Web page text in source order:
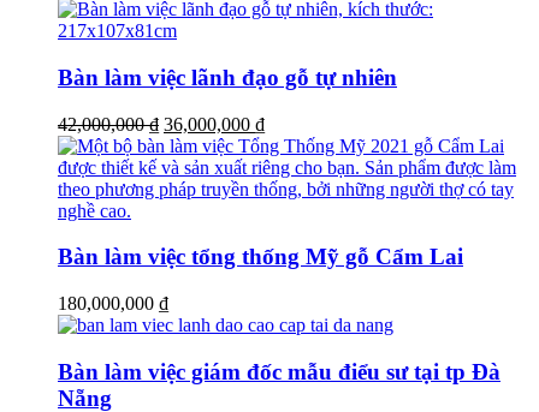
Bàn làm việc lãnh đạo gỗ tự nhiên
42,000,000₫ Giá
gốc
là:
42,000,000 ₫.
36,000,000 ₫Giá
hiện
tại
là:
Bàn làm việc tổng thống Mỹ gỗ Cẩm Lai
180,000,000 ₫
Bàn làm việc giám đốc mẫu điểu sư tại tp Đà
Nẵng